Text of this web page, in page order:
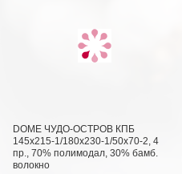
DOME ЧУДО-ОСТРОВ КПБ
145х215-1/180х230-1/50х70-2, 4
пр., 70% полимодал, 30% бамб.
волокно